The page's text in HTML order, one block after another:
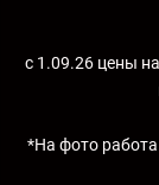
с 1.09.26 цены
*На фото